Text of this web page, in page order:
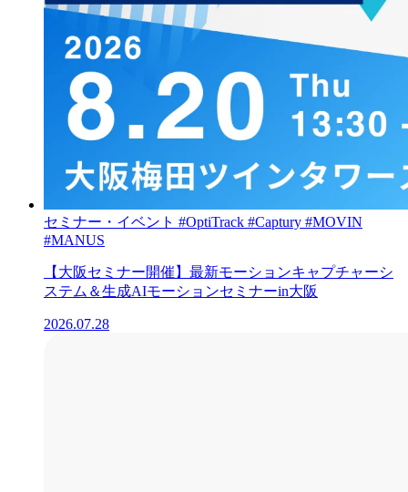
セミナー・イベント #OptiTrack #Captury #MOVIN
#MANUS
【大阪セミナー開催】最新モーションキャプチャーシ
ステム＆生成AIモーションセミナーin大阪
2026.07.28